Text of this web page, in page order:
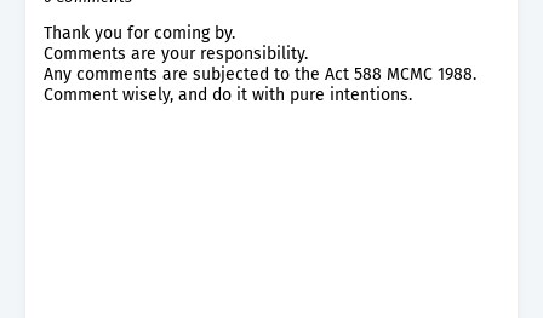
Thank you for coming by.
Comments are your responsibility.
Any comments are subjected to the Act 588 MCMC 1988.
Comment wisely, and do it with pure intentions.